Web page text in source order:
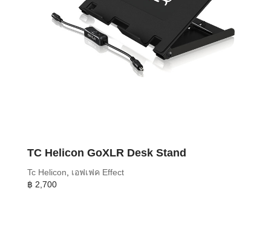
TC Helicon GoXLR Desk Stand
Tc Helicon
เอฟเฟค Effect
฿ 2,700